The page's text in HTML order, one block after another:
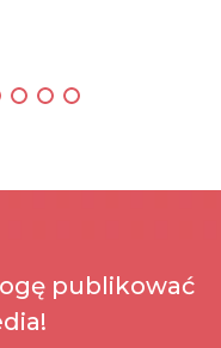
publikować